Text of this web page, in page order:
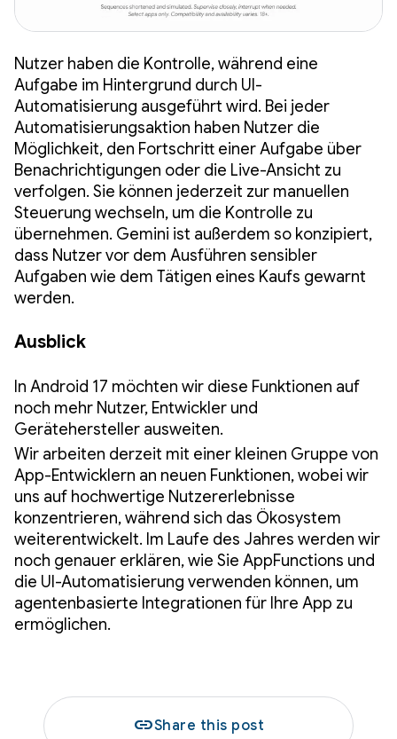
Nutzer haben die Kontrolle, während eine
Aufgabe im Hintergrund durch UI-
Automatisierung ausgeführt wird. Bei jeder
Automatisierungsaktion haben Nutzer die
Möglichkeit, den Fortschritt einer Aufgabe über
Benachrichtigungen oder die Live-Ansicht zu
verfolgen. Sie können jederzeit zur manuellen
Steuerung wechseln, um die Kontrolle zu
übernehmen. Gemini ist außerdem so konzipiert,
dass Nutzer vor dem Ausführen sensibler
Aufgaben wie dem Tätigen eines Kaufs gewarnt
werden.
Ausblick
In Android 17 möchten wir diese Funktionen auf
noch mehr Nutzer, Entwickler und
Gerätehersteller ausweiten.
Wir arbeiten derzeit mit einer kleinen Gruppe von
App-Entwicklern an neuen Funktionen, wobei wir
uns auf hochwertige Nutzererlebnisse
konzentrieren, während sich das Ökosystem
weiterentwickelt. Im Laufe des Jahres werden wir
noch genauer erklären, wie Sie AppFunctions und
die UI-Automatisierung verwenden können, um
agentenbasierte Integrationen für Ihre App zu
ermöglichen.
linkShare this post